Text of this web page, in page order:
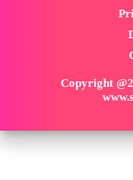
Copyright